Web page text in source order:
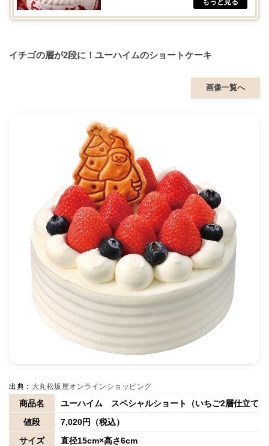
イチゴの層が2段に！ユーハイムのショートケーキ
画像一覧へ
出典： 大丸松坂屋オンラインショッピング
商品名
ユーハイム スペシャルショート（いちご2層仕立て）
値段
7,020円（税込）
サイズ
直径15cm×高さ6cm